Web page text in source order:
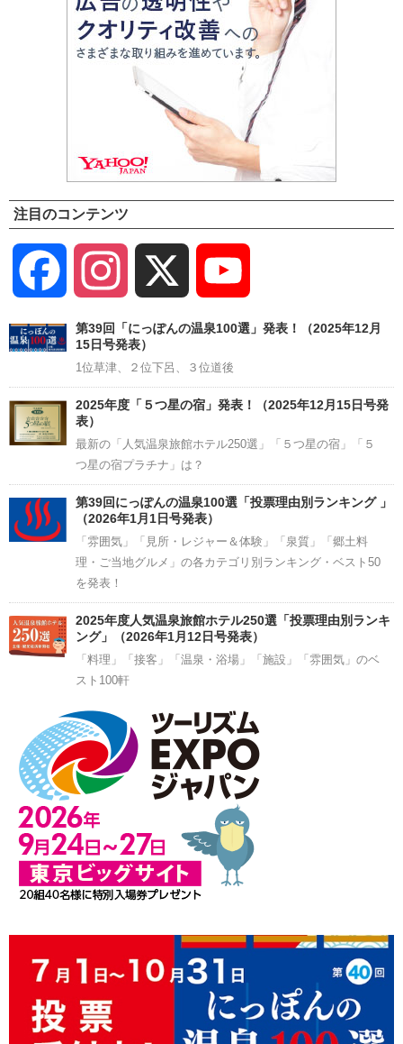
注目のコンテンツ
Facebook Instagram
Channel
第39回「にっぽんの温泉100選」発表！（2025年12月
15日号発表）
1位草津、２位下呂、３位道後
2025年度「５つ星の宿」発表！（2025年12月15日号発
表）
最新の「人気温泉旅館ホテル250選」「５つ星の宿」「５
つ星の宿プラチナ」は？
第39回にっぽんの温泉100選「投票理由別ランキング 」
（2026年1月1日号発表）
「雰囲気」「見所・レジャー＆体験」「泉質」「郷土料
理・ご当地グルメ」の各カテゴリ別ランキング・ベスト50
を発表！
2025年度人気温泉旅館ホテル250選「投票理由別ランキ
ング」（2026年1月12日号発表）
「料理」「接客」「温泉・浴場」「施設」「雰囲気」のベ
スト100軒